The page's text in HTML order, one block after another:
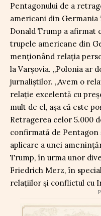
Pentagonului de a
americani din Germania
Donald Trump a afirmat
trupele americane din
menționând relația
la Varșovia. „Polonia ar
jurnaliștilor. „Avem o
relație excelentă cu
mult de el, așa că este
Retragerea celor 5.000
confirmată de
aplicare a unei
Trump, în urma unor
Friedrich Merz, în
relațiilor și conflictul cu